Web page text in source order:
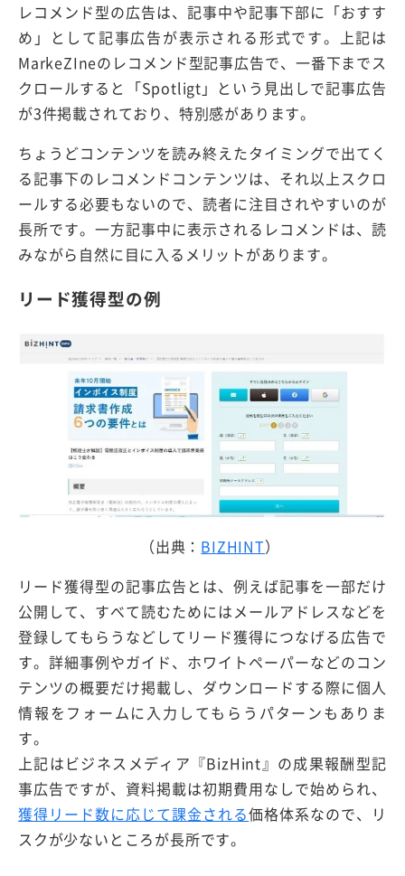
レコメンド型の広告は、記事中や記事下部に「おすす
め」として記事広告が表示される形式です。上記は
MarkeZIneのレコメンド型記事広告で、一番下までス
クロールすると「Spotligt」という見出しで記事広告
が3件掲載されており、特別感があります。
ちょうどコンテンツを読み終えたタイミングで出てく
る記事下のレコメンドコンテンツは、それ以上スクロ
ールする必要もないので、読者に注目されやすいのが
長所です。一方記事中に表示されるレコメンドは、読
みながら自然に目に入るメリットがあります。
リード獲得型の例
（出典： BIZHINT）
リード獲得型の記事広告とは、例えば記事を一部だけ
公開して、すべて読むためにはメールアドレスなどを
登録してもらうなどしてリード獲得につなげる広告で
す。詳細事例やガイド、ホワイトペーパーなどのコン
テンツの概要だけ掲載し、ダウンロードする際に個人
情報をフォームに入力してもらうパターンもありま
す。
上記はビジネスメディア『BizHint』の成果報酬型記
事広告ですが、資料掲載は初期費用なしで始められ、
獲得リード数に応じて課金される価格体系なので、リ
スクが少ないところが長所です。